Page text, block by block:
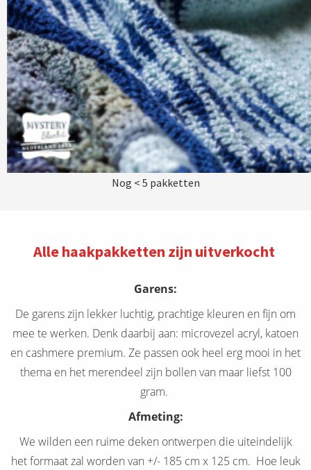
Nog < 5 pakketten
Alle haakpakketten zijn uitverkocht
Garens:
De garens zijn lekker luchtig, prachtige kleuren en fijn om
mee te werken. Denk daarbij aan: microvezel acryl, katoen
en cashmere premium. Ze passen ook heel erg mooi in het
thema en het merendeel zijn bollen van maar liefst 100
gram.
Afmeting:
We wilden een ruime deken ontwerpen die uiteindelijk
het formaat zal worden van +/- 185 cm x 125 cm. Hoe leuk